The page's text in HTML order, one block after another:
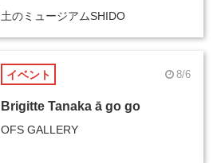
土のミュージアムSHIDO
イベント 8/6
Brigitte Tanaka ā go go
OFS GALLERY